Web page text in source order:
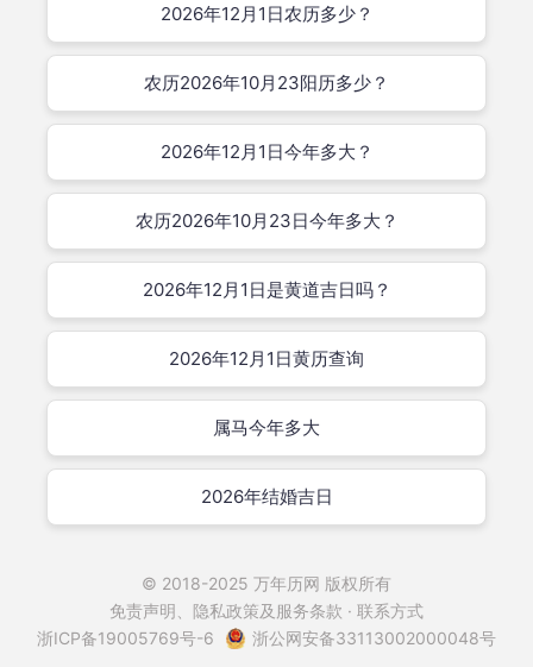
2026年12月1日农历多少？
农历2026年10月23阳历多少？
2026年12月1日今年多大？
农历2026年10月23日今年多大？
2026年12月1日是黄道吉日吗？
2026年12月1日黄历查询
属马今年多大
2026年结婚吉日
© 2018-2025 万年历网 版权所有
免责声明、隐私政策及服务条款 · 联系方式
浙ICP备19005769号-6
浙公网安备33113002000048号